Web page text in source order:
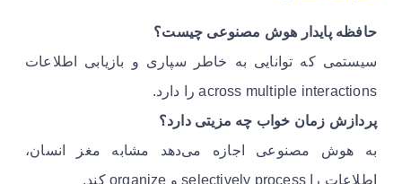
حافظه پایدار هوش مصنوعی چیست؟
سیستمی که توانایی به خاطر سپاری و بازیابی اطلاعات
across multiple interactions را دارد.
پردازش زمان خواب چه مزیتی دارد؟
به هوش مصنوعی اجازه می‌دهد مشابه مغز انسان،
اطلاعات را selectively process و organize کند.